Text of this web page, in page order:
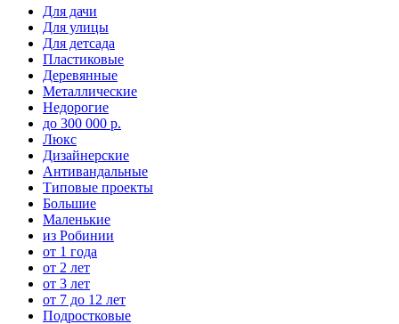
Для дачи
Для улицы
Для детсада
Пластиковые
Деревянные
Металлические
Недорогие
до 300 000 р.
Люкс
Дизайнерские
Антивандальные
Типовые проекты
Большие
Маленькие
из Робинии
от 1 года
от 2 лет
от 3 лет
от 7 до 12 лет
Подростковые